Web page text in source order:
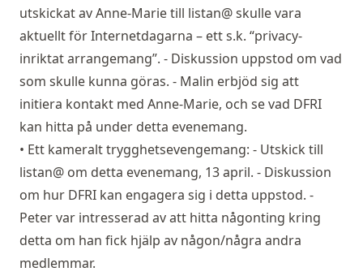
utskickat av Anne-Marie till listan@ skulle vara
aktuellt för Internetdagarna – ett s.k. “privacy-
inriktat arrangemang”. - Diskussion uppstod om vad
som skulle kunna göras. - Malin erbjöd sig att
initiera kontakt med Anne-Marie, och se vad DFRI
kan hitta på under detta evenemang.
• Ett kameralt trygghetsevengemang: - Utskick till
listan@ om detta evenemang, 13 april. - Diskussion
om hur DFRI kan engagera sig i detta uppstod. -
Peter var intresserad av att hitta någonting kring
detta om han fick hjälp av någon/några andra
medlemmar.